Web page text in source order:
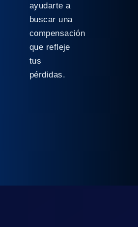
ayudarte a
buscar una
compensación
que refleje
tus
pérdidas.